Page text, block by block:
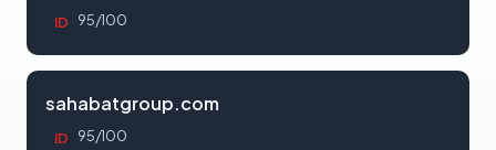
ID 95/100
sahabatgroup.com
ID 95/100